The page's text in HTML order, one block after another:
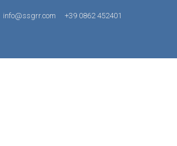
info@ssgrr.com +39 0862 452401